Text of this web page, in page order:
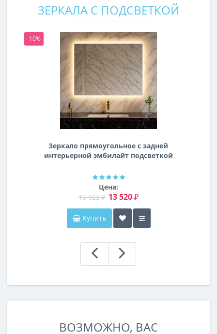
ЗЕРКАЛА С ПОДСВЕТКОЙ
-10%
Зеркало прямоугольное с задней
интерьерной эмбилайт подсветкой
Цена:
15 022 ₽ 13 520 ₽
Купить
ВОЗМОЖНО, ВАС